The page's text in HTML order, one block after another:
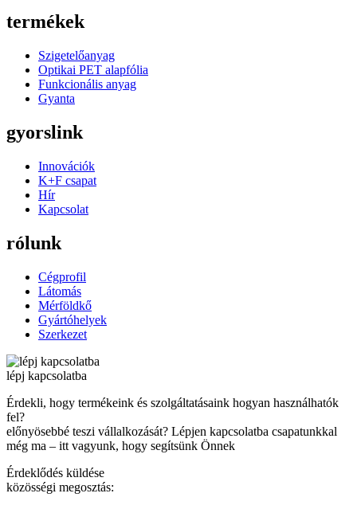
termékek
Szigetelőanyag
Optikai PET alapfólia
Funkcionális anyag
Gyanta
gyorslink
Innovációk
K+F csapat
Hír
Kapcsolat
rólunk
Cégprofil
Látomás
Mérföldkő
Gyártóhelyek
Szerkezet
lépj kapcsolatba
Érdekli, hogy termékeink és szolgáltatásaink hogyan használhatók
fel?
előnyösebbé teszi vállalkozását? Lépjen kapcsolatba csapatunkkal
még ma – itt vagyunk, hogy segítsünk Önnek
Érdeklődés küldése
közösségi megosztás: